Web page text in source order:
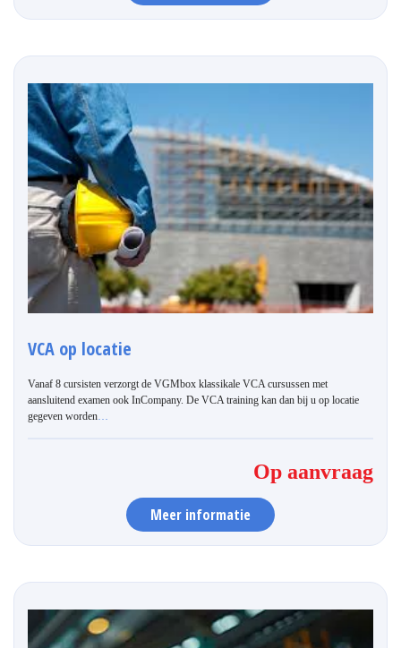
VCA op locatie
Vanaf 8 cursisten verzorgt de VGMbox klassikale VCA cursussen met
aansluitend examen ook InCompany. De VCA training kan dan bij u op locatie
gegeven worden…
Op aanvraag
Meer informatie